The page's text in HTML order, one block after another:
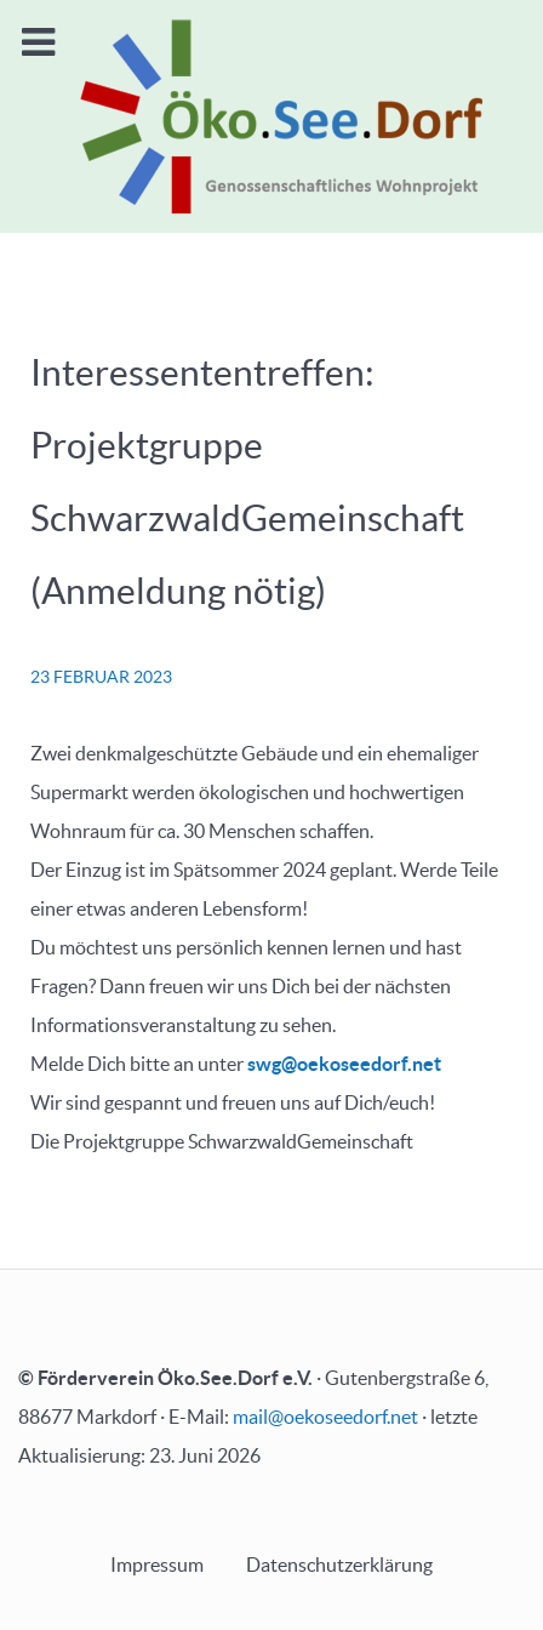
Interessententreffen:
Projektgruppe
SchwarzwaldGemeinschaft
(Anmeldung nötig)
23 FEBRUAR 2023
Zwei denkmalgeschützte Gebäude und ein ehemaliger
Supermarkt werden ökologischen und hochwertigen
Wohnraum für ca. 30 Menschen schaffen.
Der Einzug ist im Spätsommer 2024 geplant. Werde Teile
einer etwas anderen Lebensform!
Du möchtest uns persönlich kennen lernen und hast
Fragen? Dann freuen wir uns Dich bei der nächsten
Informationsveranstaltung zu sehen.
Melde Dich bitte an unterswg@oekoseedorf.net
Wir sind gespannt und freuen uns auf Dich/euch!
Die Projektgruppe SchwarzwaldGemeinschaft
© Förderverein Öko.See.Dorf e.V. · Gutenbergstraße 6,
88677 Markdorf · E-Mail: mail@oekoseedorf.net · letzte
Aktualisierung: 23. Juni 2026
Impressum Datenschutzerklärung